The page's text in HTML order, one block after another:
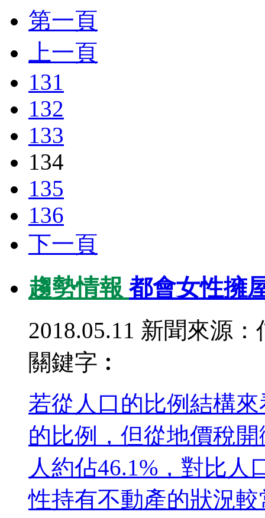
第一頁
上一頁
131
132
133
134
135
136
下一頁
趨勢情報 都會女性擁
2018.05.11 新聞來源：
關鍵字︰
若從人口的比例結構
的比例，但從地價稅
人約佔46.1%，對比
性持有不動產的狀況